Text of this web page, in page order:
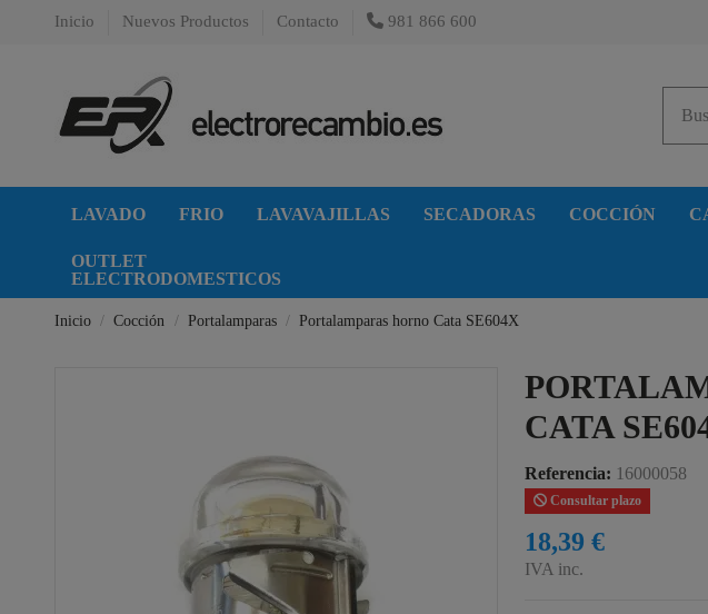
Inicio Nuevos Productos Contacto 981 866 600
LAVADO FRIO LAVAVAJILLAS SECADORAS COCCIÓN
OUTLET
ELECTRODOMESTICOS
Inicio Cocción Portalamparas Portalamparas horno Cata SE604X
CATA
Referencia: 16000058
Consultar plazo
18,39 €
IVA inc.